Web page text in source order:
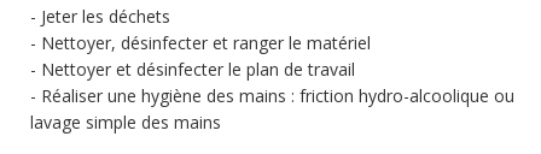
Jeter les déchets
Nettoyer, désinfecter et ranger le matériel
Nettoyer et désinfecter le plan de travail
Réaliser une hygiène des mains : friction hydro-alcoolique ou
lavage simple des mains